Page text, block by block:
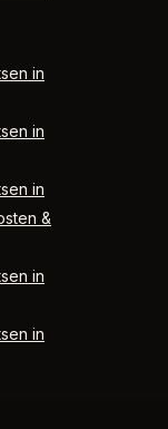
in
in
in
&
in
in